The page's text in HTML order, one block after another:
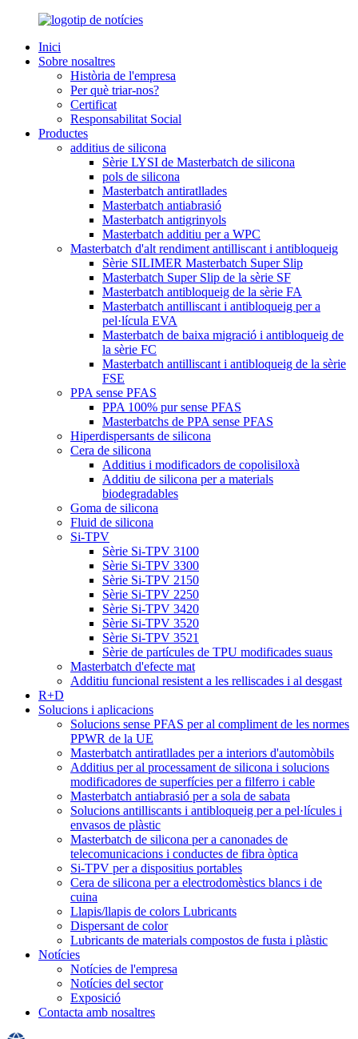
Inici
Sobre nosaltres
Història de l'empresa
Per què triar-nos?
Certificat
Responsabilitat Social
Productes
additius de silicona
Sèrie LYSI de Masterbatch de silicona
pols de silicona
Masterbatch antiratllades
Masterbatch antiabrasió
Masterbatch antigrinyols
Masterbatch additiu per a WPC
Masterbatch d'alt rendiment antilliscant i antibloqueig
Sèrie SILIMER Masterbatch Super Slip
Masterbatch Super Slip de la sèrie SF
Masterbatch antibloqueig de la sèrie FA
Masterbatch antilliscant i antibloqueig per a
pel·lícula EVA
Masterbatch de baixa migració i antibloqueig de
la sèrie FC
Masterbatch antilliscant i antibloqueig de la sèrie
FSE
PPA sense PFAS
PPA 100% pur sense PFAS
Masterbatchs de PPA sense PFAS
Hiperdispersants de silicona
Cera de silicona
Additius i modificadors de copolisiloxà
Additiu de silicona per a materials
biodegradables
Goma de silicona
Fluid de silicona
Si-TPV
Sèrie Si-TPV 3100
Sèrie Si-TPV 3300
Sèrie Si-TPV 2150
Sèrie Si-TPV 2250
Sèrie Si-TPV 3420
Sèrie Si-TPV 3520
Sèrie Si-TPV 3521
Sèrie de partícules de TPU modificades suaus
Masterbatch d'efecte mat
Additiu funcional resistent a les relliscades i al desgast
R+D
Solucions i aplicacions
Solucions sense PFAS per al compliment de les normes
PPWR de la UE
Masterbatch antiratllades per a interiors d'automòbils
Additius per al processament de silicona i solucions
modificadores de superfícies per a filferro i cable
Masterbatch antiabrasió per a sola de sabata
Solucions antilliscants i antibloqueig per a pel·lícules i
envasos de plàstic
Masterbatch de silicona per a canonades de
telecomunicacions i conductes de fibra òptica
Si-TPV per a dispositius portables
Cera de silicona per a electrodomèstics blancs i de
cuina
Llapis/llapis de colors Lubricants
Dispersant de color
Lubricants de materials compostos de fusta i plàstic
Notícies
Notícies de l'empresa
Notícies del sector
Exposició
Contacta amb nosaltres